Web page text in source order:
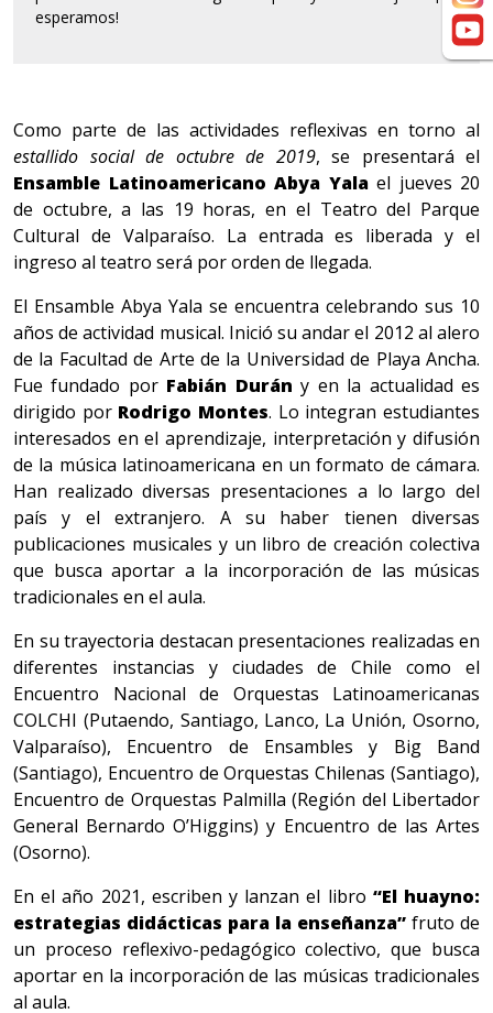
esperamos!
Como parte de las actividades reflexivas en torno al
estallido social de octubre de 2019, se presentará el
Ensamble Latinoamericano Abya Yalael jueves 20
de octubre, a las 19 horas, en el Teatro del Parque
Cultural de Valparaíso. La entrada es liberada y el
ingreso al teatro será por orden de llegada.
El Ensamble Abya Yala se encuentra celebrando sus 10
años de actividad musical. Inició su andar el 2012 al alero
de la Facultad de Arte de la Universidad de Playa Ancha.
Fue fundado por Fabián Durán y en la actualidad es
dirigido por Rodrigo Montes. Lo integran estudiantes
interesados en el aprendizaje, interpretación y difusión
de la música latinoamericana en un formato de cámara.
Han realizado diversas presentaciones a lo largo del
país y el extranjero. A su haber tienen diversas
publicaciones musicales y un libro de creación colectiva
que busca aportar a la incorporación de las músicas
tradicionales en el aula.
En su trayectoria destacan presentaciones realizadas en
diferentes instancias y ciudades de Chile como el
Encuentro Nacional de Orquestas Latinoamericanas
COLCHI (Putaendo, Santiago, Lanco, La Unión, Osorno,
Valparaíso), Encuentro de Ensambles y Big Band
(Santiago), Encuentro de Orquestas Chilenas (Santiago),
Encuentro de Orquestas Palmilla (Región del Libertador
General Bernardo O’Higgins) y Encuentro de las Artes
(Osorno).
En el año 2021, escriben y lanzan el libro “El huayno:
estrategias didácticas para la enseñanza” fruto de
un proceso reflexivo-pedagógico colectivo, que busca
aportar en la incorporación de las músicas tradicionales
al aula.